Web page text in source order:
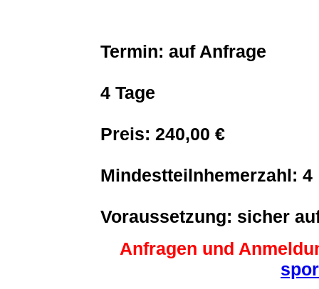
Termin: auf Anfrage
4 Tage
Preis: 240,00 €
Mindestteilnhemerzahl: 4
Voraussetzung: sicher
Anfragen und